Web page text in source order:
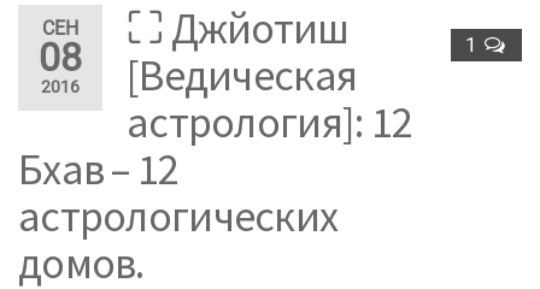
СЕН
08
2016
1
⛶ Джйотиш
[Ведическая
астрология]: 12
Бхав – 12
астрологических
домов.